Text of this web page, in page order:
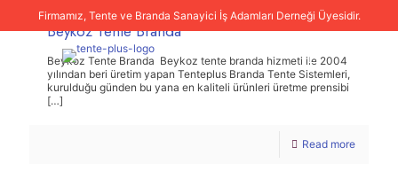
Firmamız, Tente ve Branda Sanayici İş Adamları Derneği Üyesidir.
Beykoz Tente Branda
Beykoz Tente Branda Beykoz tente branda hizmeti ile 2004
yılından beri üretim yapan Tenteplus Branda Tente Sistemleri,
kurulduğu günden bu yana en kaliteli ürünleri üretme prensibi
[…]
Read more